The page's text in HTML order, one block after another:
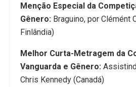
Menção Especial da
Gênero: Braguino, por Clémént
Finlândia)
Melhor Curta-Metragem da
Vanguarda e Gênero:
Chris Kennedy (Canadá)